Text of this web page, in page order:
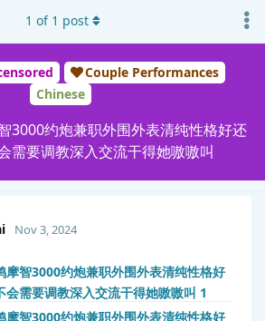
Couple Performances
Chinese
3000约炮兼职外围外表清纯性格好还
需要调教深入交流干得她嗷嗷叫
1 of 1 post
Nov 3, 2024